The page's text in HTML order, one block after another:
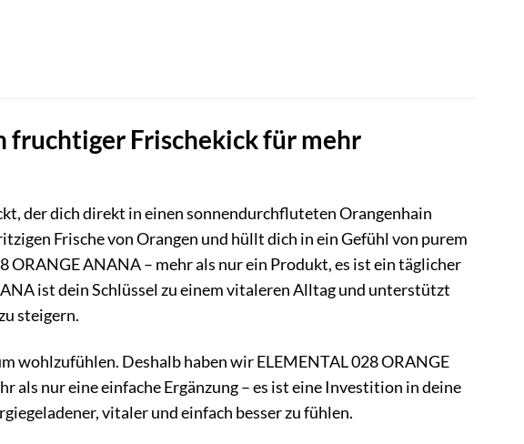
fruchtiger Frischekick für mehr
der dich direkt in einen sonnendurchfluteten Orangenhain
Frische von Orangen und hüllt dich in ein Gefühl von purem
ORANGE ANANA – mehr als nur ein Produkt, es ist ein täglicher
ist dein Schlüssel zu einem vitaleren Alltag und unterstützt
steigern.
wohlzufühlen. Deshalb haben wir ELEMENTAL 028 ORANGE
nur eine einfache Ergänzung – es ist eine Investition in deine
vitaler und einfach besser zu fühlen.